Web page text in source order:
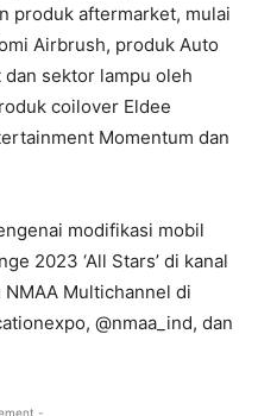
produk aftermarket, mulai
Airbrush, produk Auto
sektor lampu oleh
coilover Eldee
Momentum dan
modifikasi mobil
2023 ‘All Stars’ di kanal
Multichannel di
@nmaa_ind, dan
-